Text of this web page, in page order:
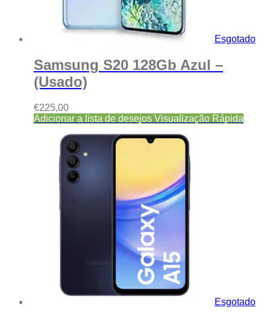
Esgotado
Samsung S20 128Gb Azul –
(Usado)
€225,00
Adicionar a lista de desejos Visualização Rápida
Esgotado